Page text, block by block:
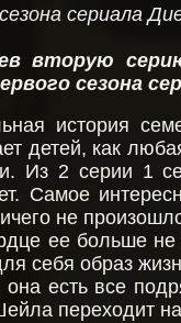
сериала
вторую
сезона
история
детей, как
Из 2 серии 1
Самое
не
ее больше
себя образ
она есть все
переходит